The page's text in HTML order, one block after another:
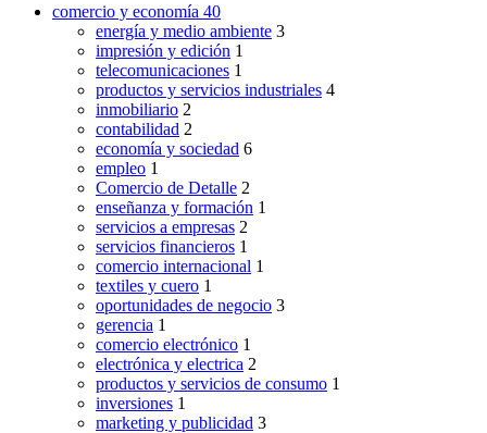
comercio y economía 40
energía y medio ambiente 3
impresión y edición 1
telecomunicaciones 1
productos y servicios industriales 4
inmobiliario 2
contabilidad 2
economía y sociedad 6
empleo 1
Comercio de Detalle 2
enseñanza y formación 1
servicios a empresas 2
servicios financieros 1
comercio internacional 1
textiles y cuero 1
oportunidades de negocio 3
gerencia 1
comercio electrónico 1
electrónica y electrica 2
productos y servicios de consumo 1
inversiones 1
marketing y publicidad 3